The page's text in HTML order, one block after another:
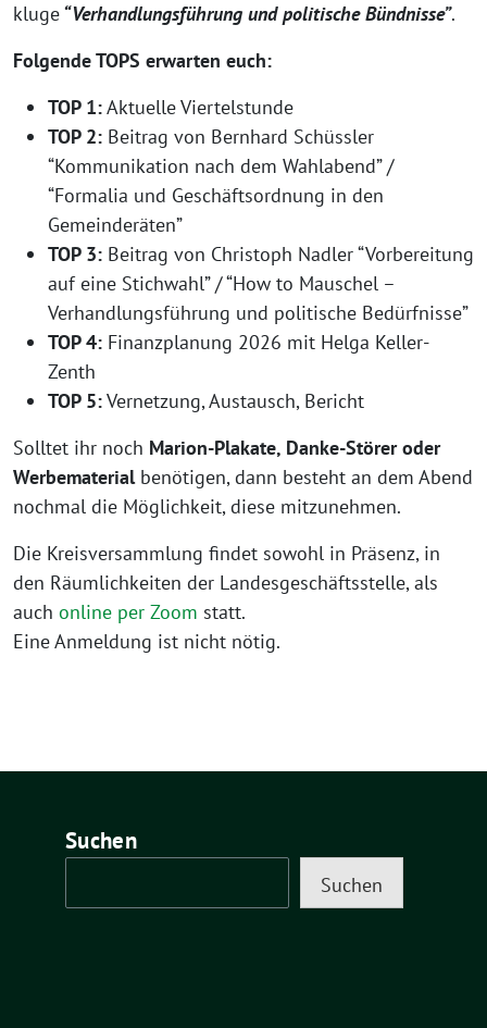
kluge“Verhandlungsführung und politische Bündnisse”.
Folgende TOPS erwarten euch:
TOP 1:Aktuelle Viertelstunde
TOP 2: Beitrag von Bernhard Schüssler
“Kommunikation nach dem Wahlabend” /
“Formalia und Geschäftsordnung in den
Gemeinderäten”
TOP 3: Beitrag von Christoph Nadler “Vorbereitung
auf eine Stichwahl” / “How to Mauschel –
Verhandlungsführung und politische Bedürfnisse”
TOP 4: Finanzplanung 2026 mit Helga Keller-
Zenth
TOP 5:Vernetzung, Austausch, Bericht
Solltet ihr noch Marion-Plakate, Danke-Störer oder
Werbematerialbenötigen, dann besteht an dem Abend
nochmal die Möglichkeit, diese mitzunehmen.
Die Kreisversammlung findet sowohl in Präsenz, in
den Räumlichkeiten der Landesgeschäftsstelle, als
auch online per Zoom statt.
Eine Anmeldung ist nicht nötig.
Suchen
Suchen